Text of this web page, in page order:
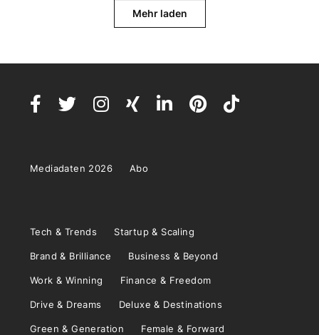
Mehr laden
Mediadaten 2026 Abo
Tech & Trends Startup & Scaling
Brand & Brilliance Business & Beyond
Work & Winning Finance & Freedom
Drive & Dreams Deluxe & Destinations
Green & Generation Female & Forward